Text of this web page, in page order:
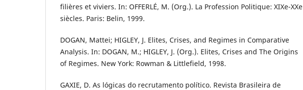
filières et viviers. In: OFFERLÉ, M. (Org.). La Profession Politique: XIXe-XXe
siècles. Paris: Belin, 1999.
DOGAN, Mattei; HIGLEY, J. Elites, Crises, and Regimes in Comparative
Analysis. In: DOGAN, M.; HIGLEY, J. (Org.). Elites, Crises and The Origins
of Regimes. New York: Rowman & Littlefield, 1998.
GAXIE, D. As lógicas do recrutamento político. Revista Brasileira de